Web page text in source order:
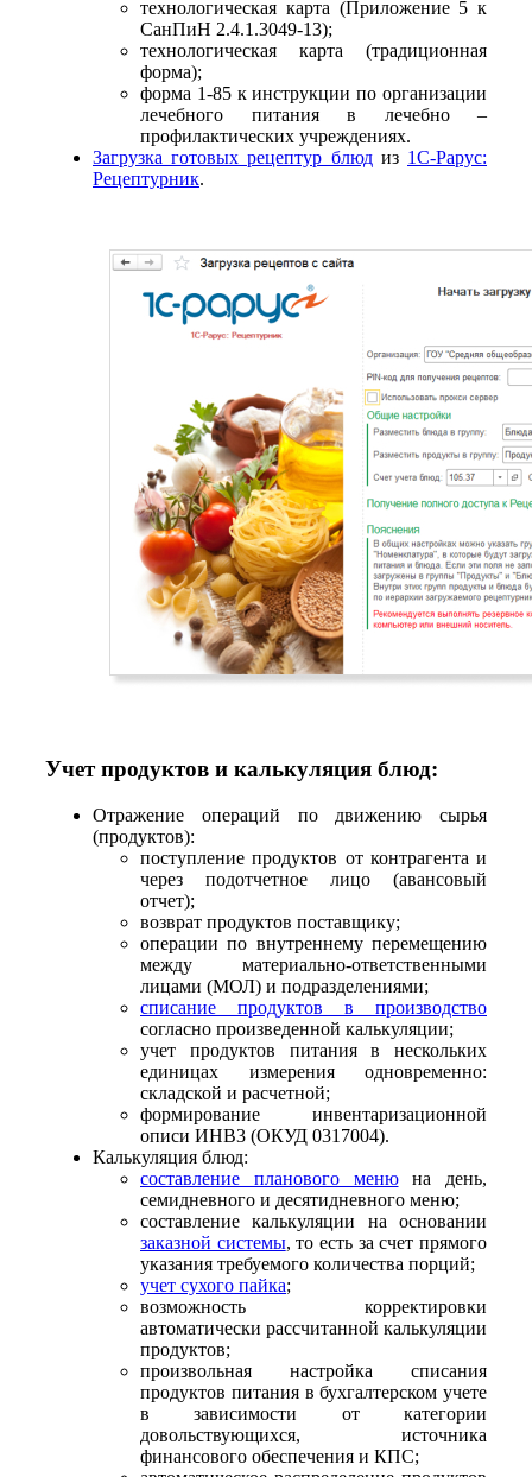
технологическая карта (Приложение 5 к
СанПиН 2.4.1.3049-13);
технологическая карта (традиционная
форма);
форма 1-85 к инструкции по организации
лечебного питания в лечебно –
профилактических учреждениях.
Загрузка готовых рецептур блюдиз 1С-Рарус:
Рецептурник.
Учет продуктов и калькуляция блюд:
Отражение операций по движению сырья
(продуктов):
поступление продуктов от контрагента и
через подотчетное лицо (авансовый
отчет);
возврат продуктов поставщику;
операции по внутреннему перемещению
между материально-ответственными
лицами (МОЛ) и подразделениями;
списание продуктов в производство
согласно произведенной калькуляции;
учет продуктов питания в нескольких
единицах измерения одновременно:
складской и расчетной;
формирование инвентаризационной
описи ИНВ3 (ОКУД 0317004).
Калькуляция блюд:
cоставление планового менюна день,
семидневного и десятидневного меню;
составление калькуляции на основании
заказной системы, то есть за счет прямого
указания требуемого количества порций;
учет сухого пайка;
возможность корректировки
автоматически рассчитанной калькуляции
продуктов;
произвольная настройка списания
продуктов питания в бухгалтерском учете
в зависимости от категории
довольствующихся, источника
финансового обеспечения и КПС;